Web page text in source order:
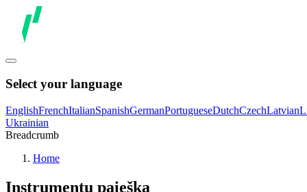
Select your language
EnglishFrenchItalianSpanishGermanPortugueseDutchCzechLatvian
Ukrainian
Breadcrumb
Home
Instrumentų paieška